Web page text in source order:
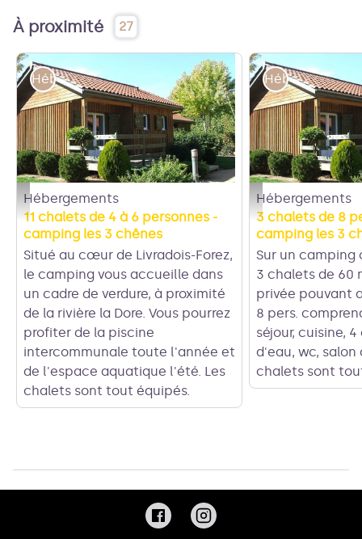
À proximité 27
Camping les 3 chênes - Camping les 3 chênes
Hébergements
Hébergements
11 chalets de 4 à 6 personnes -
camping les 3 chênes
Situé au cœur de Livradois-Forez,
le camping vous accueille dans
un cadre de verdure, à proximité
de la rivière la Dore. Vous pourrez
profiter de la piscine
intercommunale toute l'année et
de l'espace aquatique l'été. Les
chalets sont tout équipés.
Camping les 3
Hébergements
Hébergements
3 chalets de 8
camping les 3
Sur un camping
3 chalets de 60
privée pouvant
8 pers.
séjour, cuisine,
d'eau, wc, salon
chalets sont